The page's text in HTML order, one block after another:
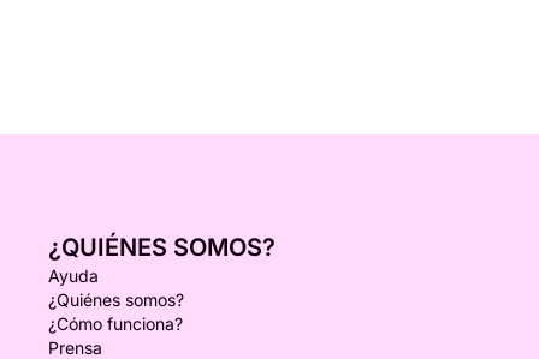
¿QUIÉNES SOMOS?
Ayuda
¿Quiénes somos?
¿Cómo funciona?
Prensa